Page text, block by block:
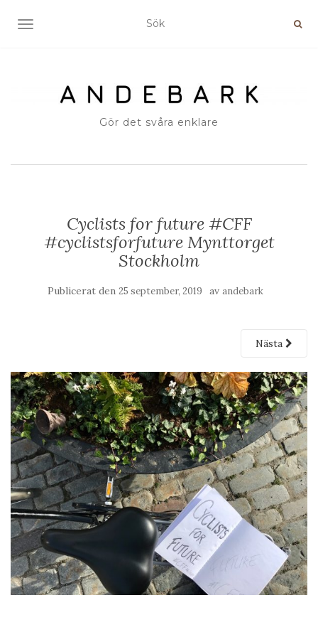
SLÅ PÅ/AV NAVIGERING
Gör det svåra enklare
Cyclists for future #CFF
#cyclistsforfuture Mynttorget
Stockholm
Publicerat den 25 september, 2019 av andebark
Nästa